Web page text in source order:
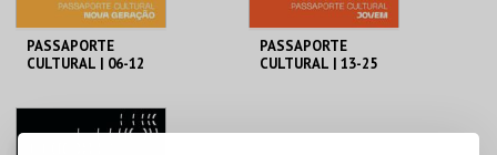
PASSAPORTE
CULTURAL | 06-12
LAGOA
06-12 ANOS
PASSAPORTE
CULTURAL | 13-25
13-25 ANOS